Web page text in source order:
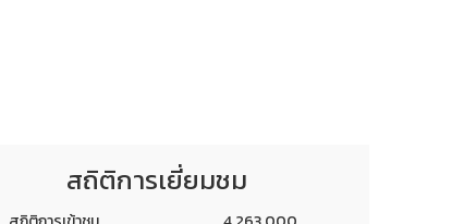
สถิติการเยี่ยมชม